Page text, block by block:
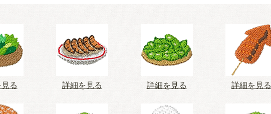
る 詳細を見る 詳細を見る 詳細を見る